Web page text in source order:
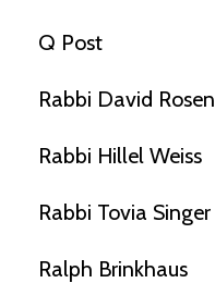
Q Post
Rabbi David Rosen
Rabbi Hillel Weiss
Rabbi Tovia Singer
Ralph Brinkhaus